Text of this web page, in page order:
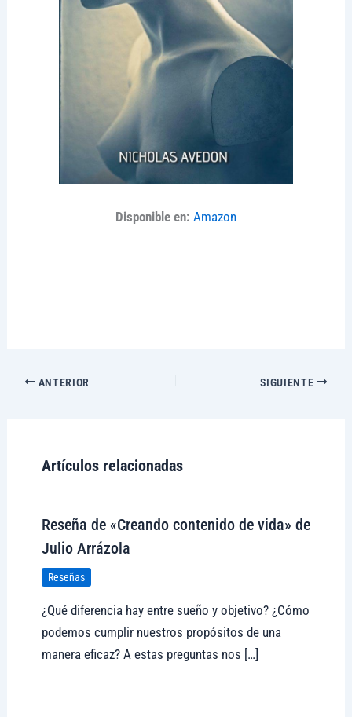
Disponible en: Amazon
ANTERIOR SIGUIENTE
Artículos relacionadas
Reseña de «Creando contenido de vida» de
Julio Arrázola
Reseñas
¿Qué diferencia hay entre sueño y objetivo? ¿Cómo
podemos cumplir nuestros propósitos de una
manera eficaz? A estas preguntas nos […]